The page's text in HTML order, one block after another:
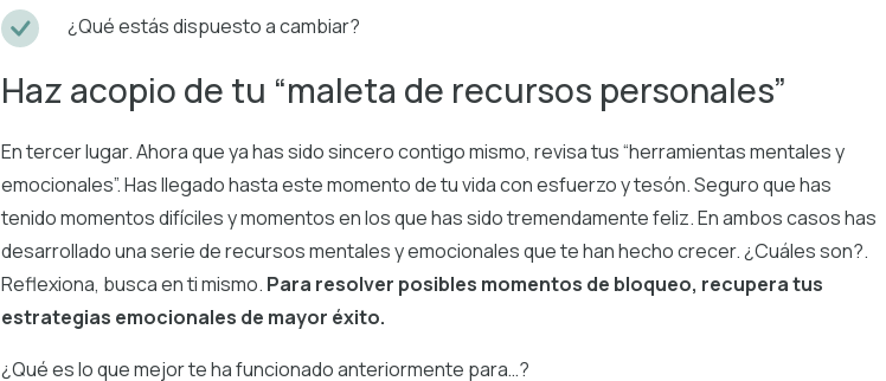
¿Qué estás dispuesto a cambiar?
Haz acopio de tu “maleta de recursos personales”
En tercer lugar. Ahora que ya has sido sincero contigo mismo, revisa tus “herramientas mentales y
emocionales”. Has llegado hasta este momento de tu vida con esfuerzo y tesón. Seguro que has
tenido momentos difíciles y momentos en los que has sido tremendamente feliz. En ambos casos has
desarrollado una serie de recursos mentales y emocionales que te han hecho crecer. ¿Cuáles son?.
Reflexiona, busca en ti mismo. Para resolver posibles momentos de bloqueo, recupera tus
estrategias emocionales de mayor éxito.
¿Qué es lo que mejor te ha funcionado anteriormente para…?